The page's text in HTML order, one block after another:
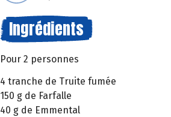
Ingrédients
Pour 2 personnes
4 tranche de Truite fumée
150 g de Farfalle
40 g de Emmental